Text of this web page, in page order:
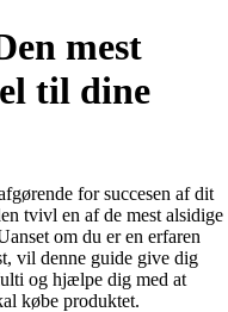
mest
til dine
for succesen af dit
tvivl en af de mest alsidige
om du er en erfaren
vil denne guide give dig
og hjælpe dig med at
købe produktet.